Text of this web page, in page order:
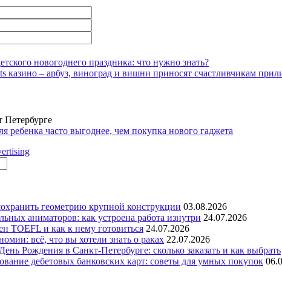
новогоднего праздника: что нужно знать?
казино – арбуз, виноград и вишни приносят счастливчикам
ребенка часто выгоднее, чем покупка нового гаджета
геометрию крупной конструкции 03.08.2026
аниматоров: как устроена работа изнутри 24.07.2026
TOEFL и как к нему готовиться 24.07.2026
всё, что вы хотели знать о раках 22.07.2026
Рождения в Санкт-Петербурге: сколько заказать и как выбрать
дебетовых банковских карт: советы для умных покупок